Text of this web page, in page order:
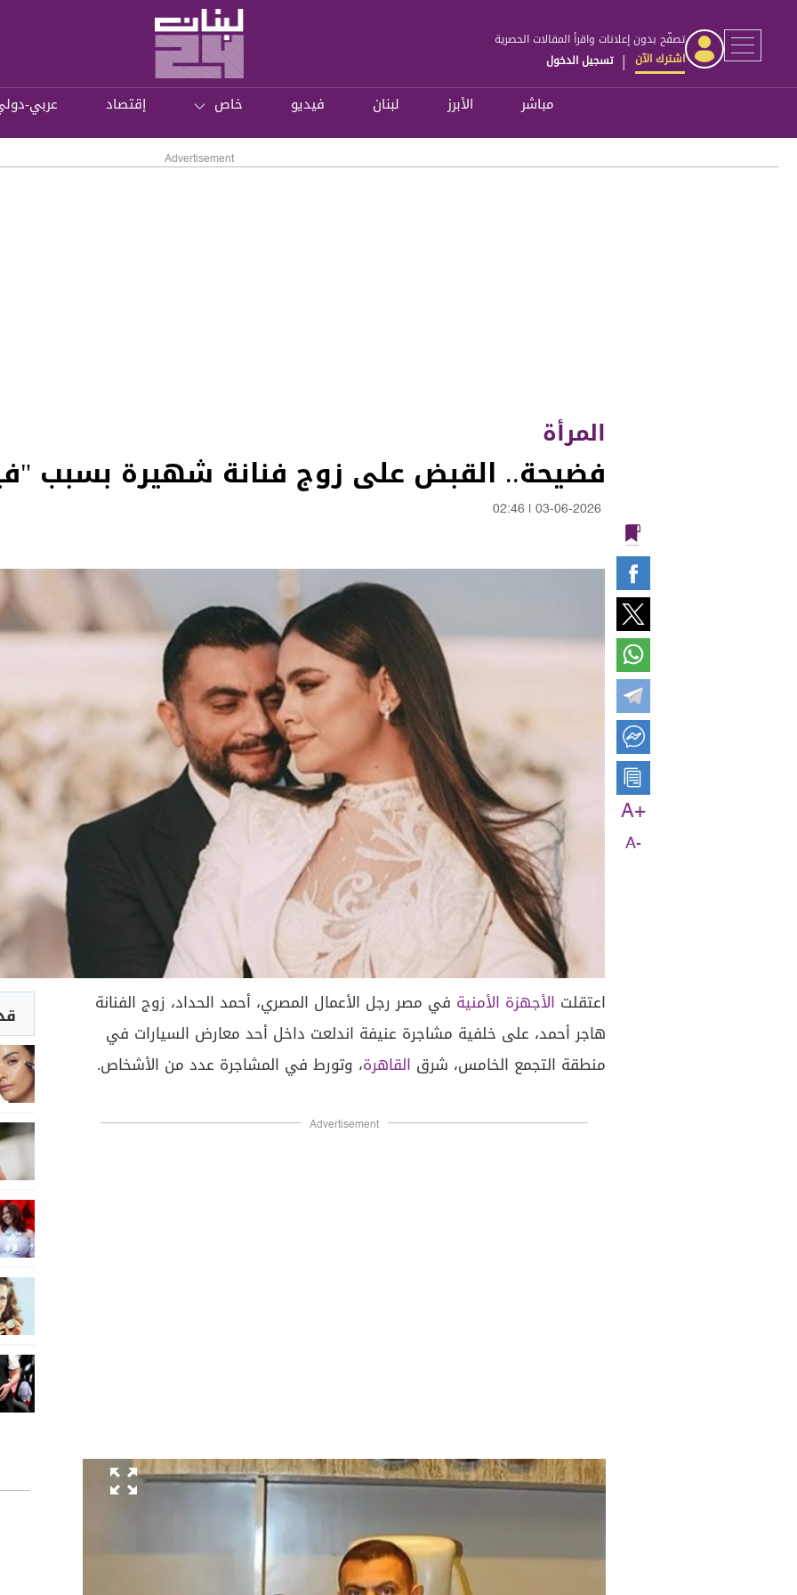
تصفّح بدون إعلانات واقرأ المقالات الحصرية
اشترك الآن | تسجيل الدخول
مباشر الأبرز لبنان فيديو خاص إقتصاد عربي-
Advertisement
المرأة
فضيحة.. القبض على زوج فنانة شهيرة بسبب
03-06-2026
02:46
A+
A-
اعتقلت الأجهزة الأمنية في مصر رجل الأعمال المصري، أحمد الحداد، زوج الفنانة
هاجر أحمد، على خلفية مشاجرة عنيفة اندلعت داخل أحد معارض السيارات في
منطقة التجمع الخامس، شرق القاهرة، وتورط في المشاجرة عدد من الأشخاص.
Advertisement